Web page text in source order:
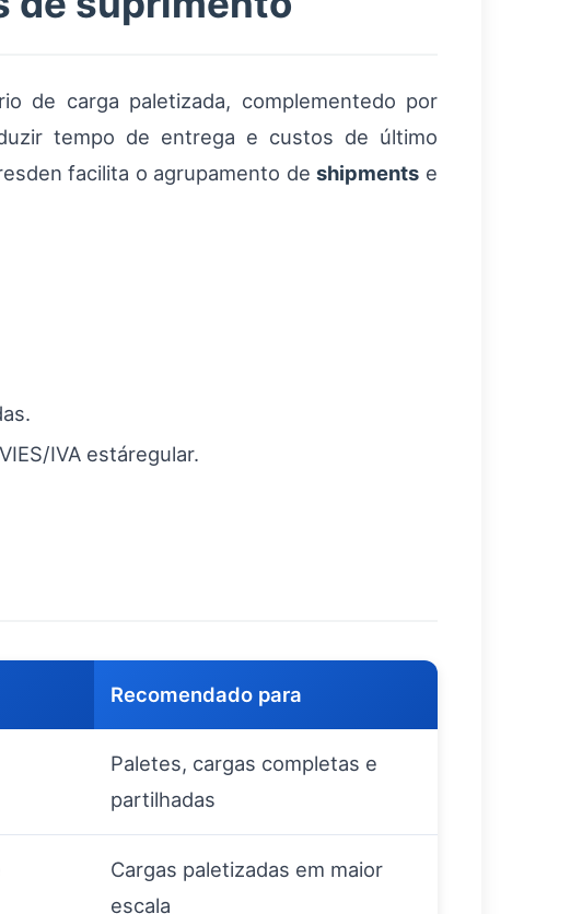
de carga paletizada, complementedo por
tempo de entrega e custos de último
facilita o agrupamento deshipments e
IVA estáregular.
Recomendado para
Paletes, cargas completas e
partilhadas
Cargas paletizadas em maior
escala